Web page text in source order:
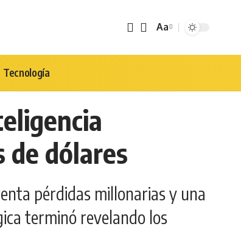
Tamaño
Aa
Tecnología
dólares
pérdidas millonarias y una
terminó revelando los